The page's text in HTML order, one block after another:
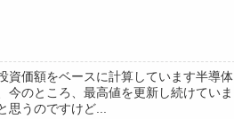
価額をベースに計算しています半導体
のところ、最高値を更新し続けていま
うのですけど...